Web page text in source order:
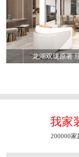
龙湖双珑原著
我家
200000